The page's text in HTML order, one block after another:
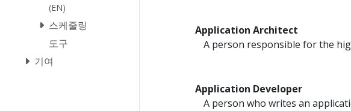
(EN)
스케줄링
도구
기여
Application Architect
A person responsible for the
Application Developer
A person who writes an